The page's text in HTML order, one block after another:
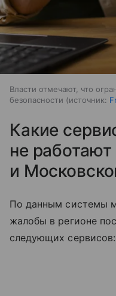
Власти отмечают, что
безопасности
источник:
Какие
не
и
По данным системы
жалобы в регионе
следующих сервисов: